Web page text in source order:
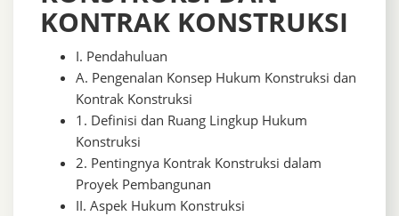
KONTRAK KONSTRUKSI
I. Pendahuluan
A. Pengenalan Konsep Hukum Konstruksi dan
Kontrak Konstruksi
1. Definisi dan Ruang Lingkup Hukum
Konstruksi
2. Pentingnya Kontrak Konstruksi dalam
Proyek Pembangunan
II. Aspek Hukum Konstruksi